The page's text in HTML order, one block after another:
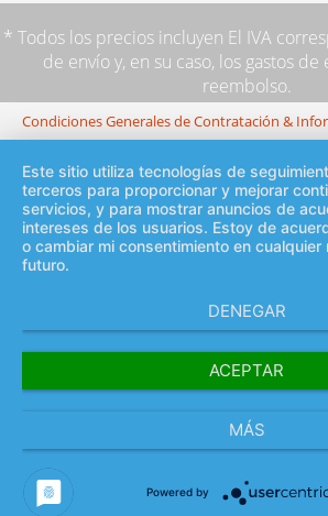
* Todos los precios incluyen El IVA
de envíoy, en su caso, los gastos
reembolso.
Condiciones Generales de Contratación &
Este sitio utiliza tecnologías de
terceros para proporcionar y mejorar
servicios, y para mostrar anuncios de
intereses de los usuarios. Estoy de
o cambiar mi consentimiento en cualquier
futuro.
DENEGAR
ACEPTAR
MÁS
Powered by